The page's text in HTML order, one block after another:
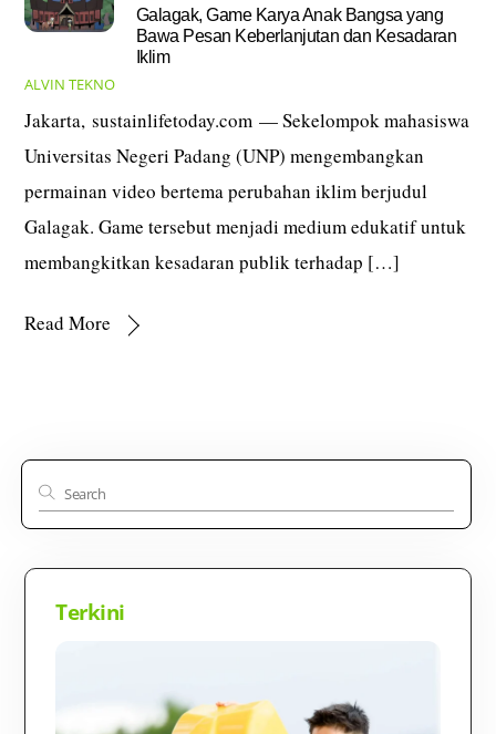
Galagak, Game Karya Anak Bangsa yang
Bawa Pesan Keberlanjutan dan Kesadaran
Iklim
ALVIN TEKNO
Jakarta, sustainlifetoday.com — Sekelompok mahasiswa
Universitas Negeri Padang (UNP) mengembangkan
permainan video bertema perubahan iklim berjudul
Galagak. Game tersebut menjadi medium edukatif untuk
membangkitkan kesadaran publik terhadap […]
Read More
Terkini